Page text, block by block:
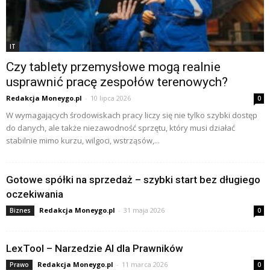
IT
Czy tablety przemysłowe mogą realnie
usprawnić pracę zespołów terenowych?
Redakcja Moneygo.pl - 10 lipca 2026 0
W wymagających środowiskach pracy liczy się nie tylko szybki dostęp
do danych, ale także niezawodność sprzętu, który musi działać
stabilnie mimo kurzu, wilgoci, wstrząsów,...
Gotowe spółki na sprzedaż – szybki start bez długiego
oczekiwania
Biznes Redakcja Moneygo.pl - 31 maja 2026 0
LexTool – Narzedzie AI dla Prawników
Prawo Redakcja Moneygo.pl - 11 marca 2026 0